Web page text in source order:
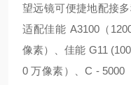
望远镜可便捷地配接
适配佳能 A3100（
像素）、佳能 G11
0 万像素）、C - 5000